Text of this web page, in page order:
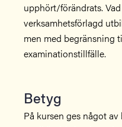
upphört/förändrats.
verksamhetsförlagd
men med begränsning
examinationstillfälle.
Betyg
På kursen ges något